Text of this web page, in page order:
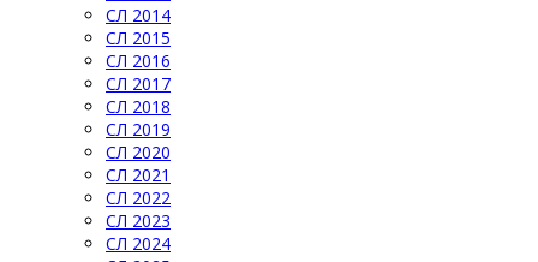
СЛ 2014
СЛ 2015
СЛ 2016
СЛ 2017
СЛ 2018
СЛ 2019
СЛ 2020
СЛ 2021
СЛ 2022
СЛ 2023
СЛ 2024